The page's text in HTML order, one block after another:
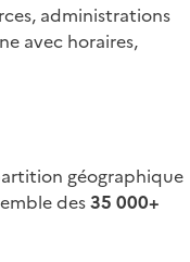
administrations
avec horaires,
géographique
des35 000+